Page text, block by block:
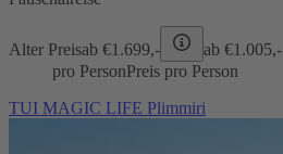
Alter Preisab €1.699,- ab €1.005,-
pro PersonPreis pro Person
TUI MAGIC LIFE Plimmiri